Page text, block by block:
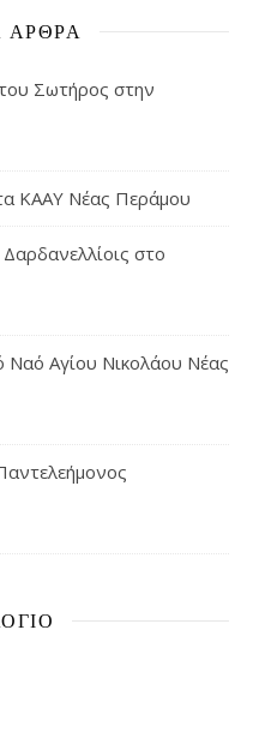
ΆΡΘΡΑ
Σωτήρος στην
ΚΑΑΥ Νέας Περάμου
στο
Ναό Αγίου Νικολάου Νέας